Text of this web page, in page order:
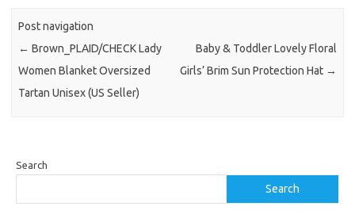
Post navigation
← Brown_PLAID/CHECK Lady
Women Blanket Oversized
Tartan Unisex (US Seller)
Baby & Toddler Lovely Floral
Girls’ Brim Sun Protection Hat →
Search
Search